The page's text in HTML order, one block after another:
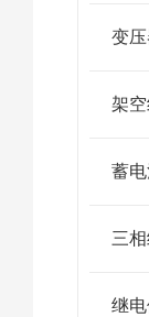
变
蓄
三
继